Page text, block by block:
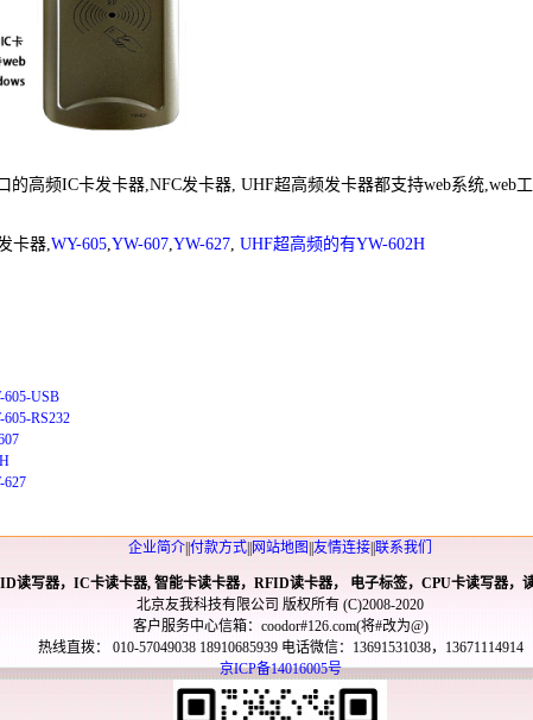
的高频IC卡发卡器,NFC发卡器, UHF超高频发卡器都支持web系统
卡器, WY-605 YW-607 YW-627 UHF超高频的有YW-602H
USB
RS232
企业简介 付款方式 网站地图 友情连接 联系我们
读写器，IC卡读卡器, 智能卡读卡器，RFID读卡器， 电子标签，CPU卡读写器，
北京友我科技有限公司 版权所有 (C)2008-2020
客户服务中心信箱：coodor#126.com(将#改为@)
热线直拨： 010-57049038 18910685939 电话微信：13691531038，13671114914
京ICP备14016005号